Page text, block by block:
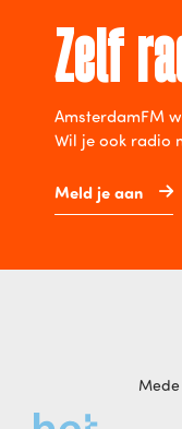
Zelf
AmsterdamFM
Wil je ook radio
Meld je aan